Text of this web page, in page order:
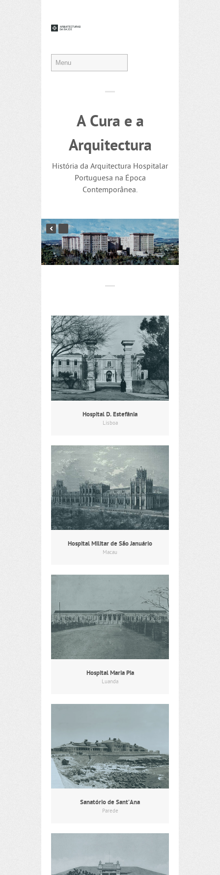
A Cura e a
Arquitectura
História da Arquitectura Hospitalar
Portuguesa na Época
Contemporânea.
Hospital D. Estefânia
Lisboa
Hospital Militar de São Januário
Macau
Hospital Maria Pia
Luanda
Sanatório de Sant’Ana
Parede